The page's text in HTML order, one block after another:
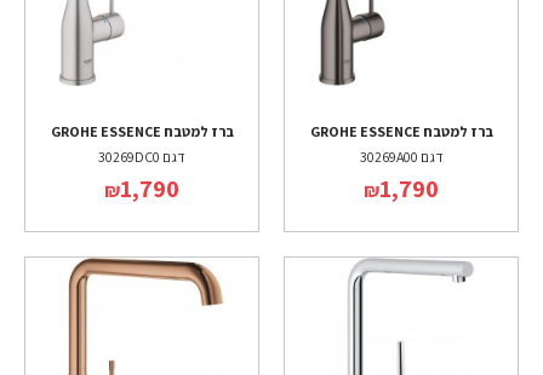
ברז למטבח GROHE ESSENCE
דגם 30269A00
₪1,790
ברז למטבח GROHE ESSENCE
דגם 30269DC0
₪1,790